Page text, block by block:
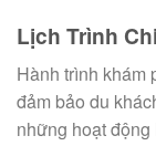
Lịch Trình
Hành trình khám
đảm bảo du
những hoạt động